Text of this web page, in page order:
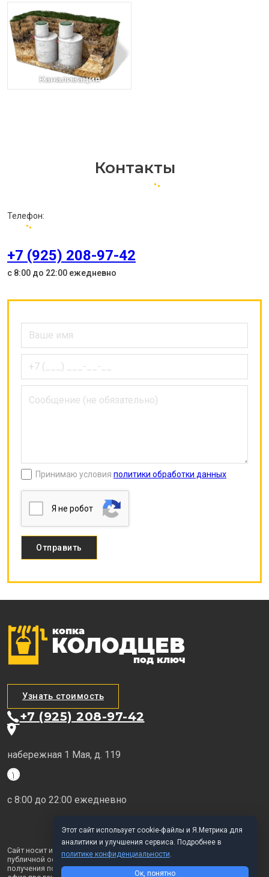
Канализация
Контакты
Телефон:
+7 (925) 208-97-42
с 8:00 до 22:00 ежедневно
Принимаю условия политики обработки данных
Я нe poбoт
Узнать стоимость
+7 (925) 208-97-42
набережная 1 Мая, д. 119
с 8:00 до 22:00 ежедневно
Сайт носит исключительно информационный характер и не является
публичной офертой, определяемой положениями ГК РФ. Для
получения подробной информации о наших услугах обращайтесь в
Этот сайт использует cookie-файлы и Я.Метрика для
аналитики и улучшения сервиса. Подробнее в
политике конфиденциальности.
Ок, понятно